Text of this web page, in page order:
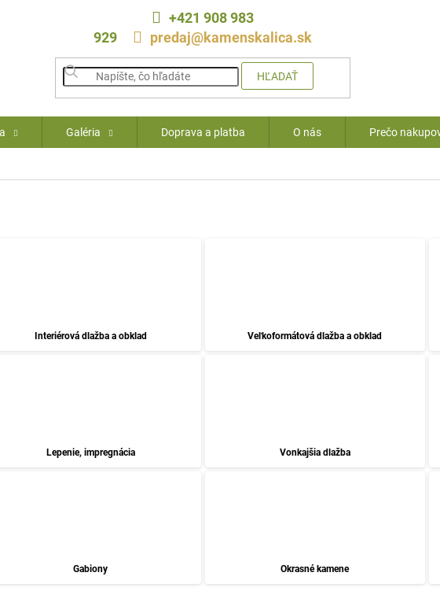
+421 908 983
929
predaj@kamenskalica.sk
HĽADAŤ
Galéria Doprava a platba O nás Prečo
Interiérová dlažba a obklad Veľkoformátová dlažba a obklad
Lepenie, impregnácia Vonkajšia dlažba
Gabiony Okrasné kamene